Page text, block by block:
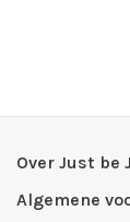
Over Just be
Algemene